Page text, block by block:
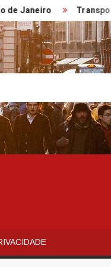
Transportes